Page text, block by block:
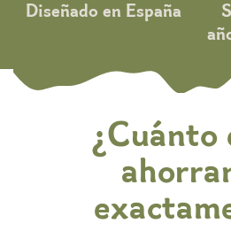
Diseñado en España
¿Cuánto